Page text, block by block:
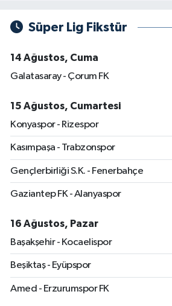
Süper Lig Fikstür
14 Ağustos, Cuma
Galatasaray - Çorum FK
15 Ağustos, Cumartesi
Konyaspor - Rizespor
Kasımpaşa - Trabzonspor
Gençlerbirliği S.K. - Fenerbahçe
Gaziantep FK - Alanyaspor
16 Ağustos, Pazar
Başakşehir - Kocaelispor
Beşiktaş - Eyüpspor
Amed - Erzurumspor FK